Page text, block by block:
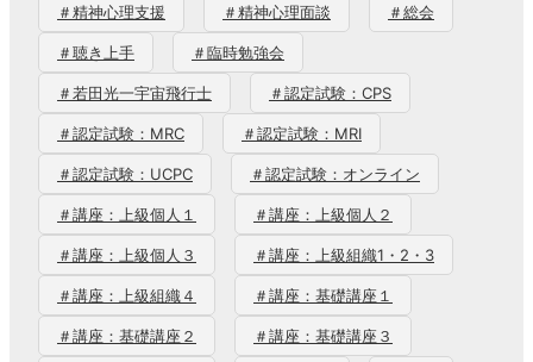
＃精神心理支援 ＃精神心理面談 ＃総会
＃聴き上手 ＃臨時勉強会
＃若田光一宇宙飛行士 ＃認定試験：CPS
＃認定試験：MRC ＃認定試験：MRI
＃認定試験：UCPC ＃認定試験：オンライン
＃講座：上級個人１ ＃講座：上級個人２
＃講座：上級個人３ ＃講座：上級組織1・2・3
＃講座：上級組織４ ＃講座：基礎講座１
＃講座：基礎講座２ ＃講座：基礎講座３